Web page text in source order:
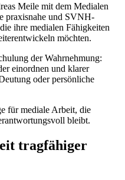
Meile mit dem Medialen
praxisnahe und SVNH-
ihre medialen Fähigkeiten
möchten.
der Wahrnehmung:
einordnen und klarer
oder persönliche
für mediale Arbeit, die
bleibt.
tragfähiger